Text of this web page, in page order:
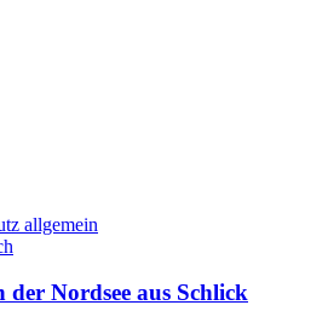
allgemein
der Nordsee aus Schlick